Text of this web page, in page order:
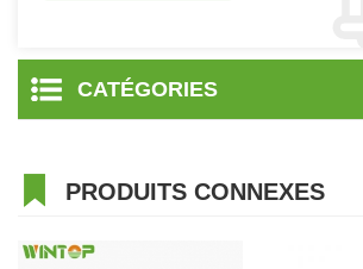
CATÉGORIES
PRODUITS CONNEXES